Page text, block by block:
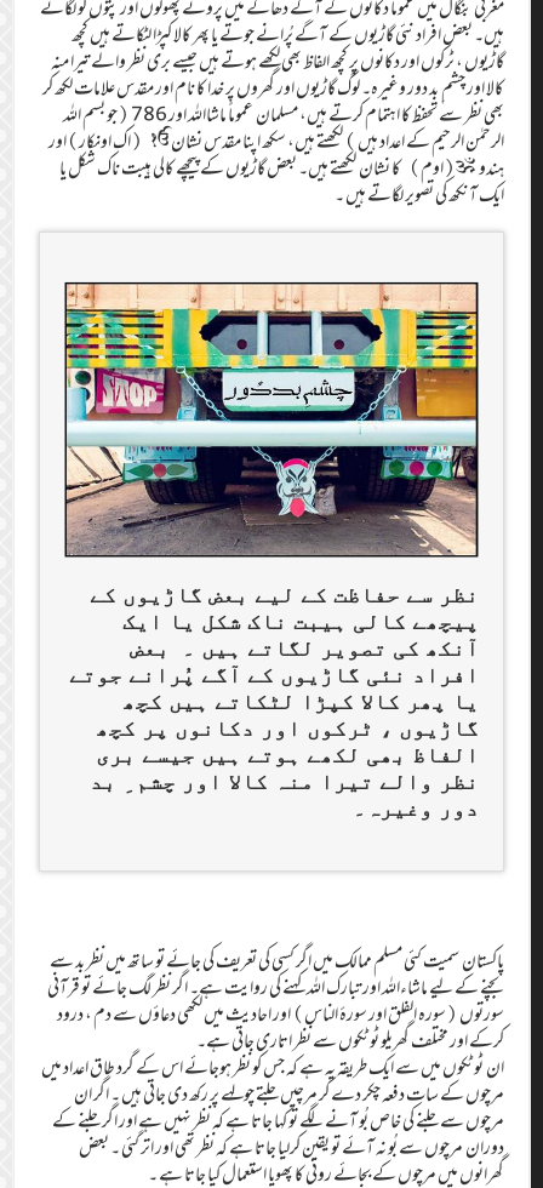
ہیں۔ بعض افراد نئی گاڑیوں کے آگے پُرانے جوتے یا پھر کالا کپڑا لٹکاتے ہیں کچھ
گاڑیوں ، ٹرکوں اور دکانوں پر کچھ الفاظ بھی لکھے ہوتے ہیں جیسے بری نظر والے تیرا منہ
کالا اور چشم ِ بد دور وغیرہ۔ لوگ گاڑیوں اور گھروں پر خدا کا نام اور مقدس علامات لکھ کر
بھی نظر سے تحفظ کا اہتمام کرتے ہیں، مسلمان عموماً ماشااللہ اور 786 (جو بسم اللہ
الرحمٰن الرحیم کے اعداد ہیں ) لکھتے ہیں، سکھ اپنا مقدس نشان ੴ (اک اونکار)اور
ہندوॐ(اوم) کا نشان لکھتے ہیں۔ بعض گاڑیوں کے پیچھے کالی ہیبت ناک شکل یا
ایک آنکھ کی تصویر لگاتے ہیں ۔
نظر سے حفاظت کے لیے بعض گاڑیوں کے
پیچھے کالی ہیبت ناک شکل یا ایک
آنکھ کی تصویر لگاتے ہیں ۔ بعض
افراد نئی گاڑیوں کے آگے پُرانے جوتے
یا پھر کالا کپڑا لٹکاتے ہیں کچھ
گاڑیوں ، ٹرکوں اور دکانوں پر کچھ
الفاظ بھی لکھے ہوتے ہیں جیسے بری
نظر والے تیرا منہ کالا اور چشم ِ بد
دور وغیرہ۔
پاکستان سمیت کئی مسلم ممالک میں اگر کسی کی تعریف کی جائے تو ساتھ میں نظر بد سے
بچنے کے لیے ماشاءالله اور تبارك الله کہنے کی روایت ہے۔ اگر نظر لگ جائے تو قرآنی
سورتوں (سورہ الفلق اور سورۂ الناس) اور احادیث میں لکھی دعاؤں سے دم ، درود
کرکے اور مختلف گھریلو ٹوٹکوں سے نظر اتاری جاتی ہے۔
ان ٹوٹکوں میں سے ایک طریقہ یہ ہے کہ جس کو نظر ہوجائے اس کے گرد طاق اعداد میں
مرچوں کے سات دفعہ چکر دے کر مرچیں جلتے چولہے پر رکھ دی جاتی ہیں ۔ اگر ان
مرچوں سے جلنے کی خاص بُو آنے لگے تو کہا جاتا ہے کہ نظر نہیں ہے اور اگر جلنے کے
دوران مرچوں سے بُو نہ آئے تو یقین کرلیا جاتا ہے کہ نظر تھی اور اتر گئی ۔ بعض
گھرانوں میں مرچوں کے بجائے روئی کا پھویا استعمال کیا جاتا ہے ۔